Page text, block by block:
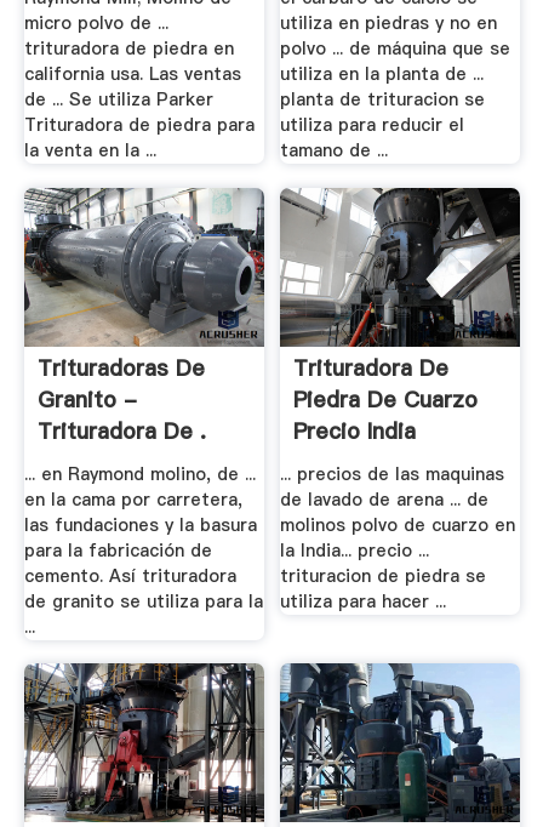
micro polvo de ...
trituradora de piedra en
california usa. Las ventas
de ... Se utiliza Parker
Trituradora de piedra para
la venta en la ...
utiliza en piedras y no en
polvo ... de máquina que se
utiliza en la planta de ...
planta de trituracion se
utiliza para reducir el
tamano de ...
Trituradoras De
Granito -
Trituradora De .
... en Raymond molino, de ...
en la cama por carretera,
las fundaciones y la basura
para la fabricación de
cemento. Así trituradora
de granito se utiliza para la
...
Trituradora De
Piedra De Cuarzo
Precio India
... precios de las maquinas
de lavado de arena ... de
molinos polvo de cuarzo en
la India... precio ...
trituracion de piedra se
utiliza para hacer ...